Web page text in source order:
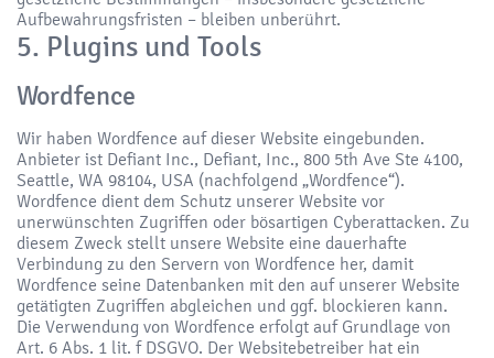
Aufbewahrungsfristen – bleiben unberührt.
5. Plugins und Tools
Wordfence
Wir haben Wordfence auf dieser Website eingebunden.
Anbieter ist Defiant Inc., Defiant, Inc., 800 5th Ave Ste 4100,
Seattle, WA 98104, USA (nachfolgend „Wordfence“).
Wordfence dient dem Schutz unserer Website vor
unerwünschten Zugriffen oder bösartigen Cyberattacken. Zu
diesem Zweck stellt unsere Website eine dauerhafte
Verbindung zu den Servern von Wordfence her, damit
Wordfence seine Datenbanken mit den auf unserer Website
getätigten Zugriffen abgleichen und ggf. blockieren kann.
Die Verwendung von Wordfence erfolgt auf Grundlage von
Art. 6 Abs. 1 lit. f DSGVO. Der Websitebetreiber hat ein